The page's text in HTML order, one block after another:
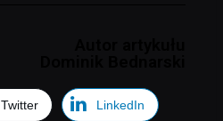
Twitter LinkedIn